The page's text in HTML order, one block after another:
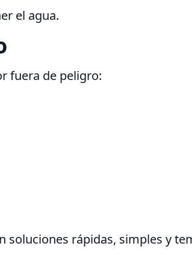
el agua.
fuera de peligro:
soluciones rápidas, simples y